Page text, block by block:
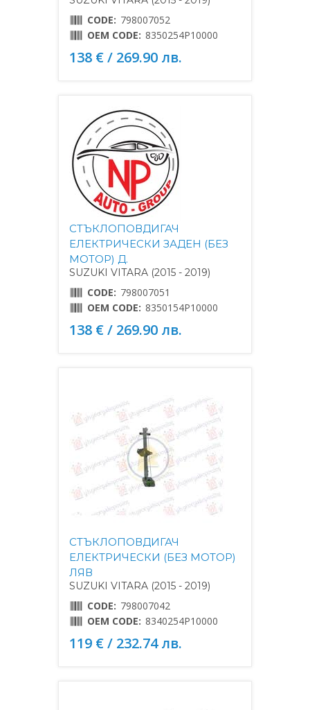
CODE: 798007052
OEM CODE: 8350254P10000
138 € / 269.90 лв.
СТЪКЛОПОВДИГАЧ
ЕЛЕКТРИЧЕСКИ ЗАДЕН (БЕЗ
МОТОР) Д.
SUZUKI VITARA (2015 - 2019)
CODE: 798007051
OEM CODE: 8350154P10000
138 € / 269.90 лв.
СТЪКЛОПОВДИГАЧ
ЕЛЕКТРИЧЕСКИ (БЕЗ МОТОР)
ЛЯВ
SUZUKI VITARA (2015 - 2019)
CODE: 798007042
OEM CODE: 8340254P10000
119 € / 232.74 лв.